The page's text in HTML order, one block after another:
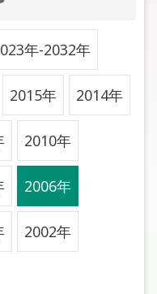
年-2032年
2015年 2014年
2010年
2006年
2002年